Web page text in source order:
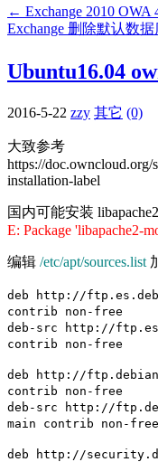
← Exchange 2010 OWA
Exchange 删除默认数
Ubuntu16.04
2016-5-22 zzy 其它 (0)
大致参考
https://doc.owncloud.org/
installation-label
国内可能安装
E: Package 'libapache2-
编辑 /etc/apt/sources.list
deb http://
contrib non-free
deb-src http://
contrib non-free
deb http://
contrib non-free
deb-src http://
main contrib non-free
deb http://